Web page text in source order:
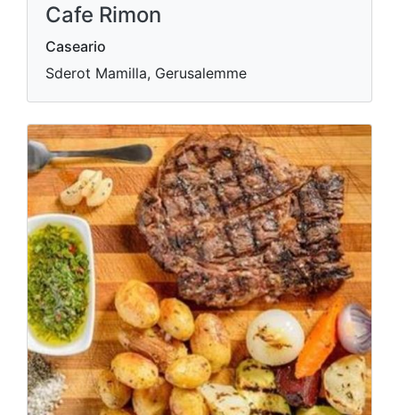
Cafe Rimon
Caseario
Sderot Mamilla, Gerusalemme